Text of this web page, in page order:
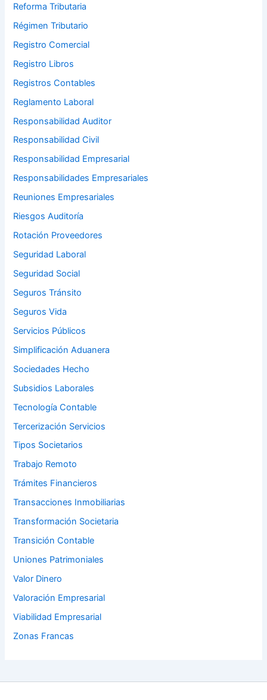
Reforma Tributaria
Régimen Tributario
Registro Comercial
Registro Libros
Registros Contables
Reglamento Laboral
Responsabilidad Auditor
Responsabilidad Civil
Responsabilidad Empresarial
Responsabilidades Empresariales
Reuniones Empresariales
Riesgos Auditoría
Rotación Proveedores
Seguridad Laboral
Seguridad Social
Seguros Tránsito
Seguros Vida
Servicios Públicos
Simplificación Aduanera
Sociedades Hecho
Subsidios Laborales
Tecnología Contable
Tercerización Servicios
Tipos Societarios
Trabajo Remoto
Trámites Financieros
Transacciones Inmobiliarias
Transformación Societaria
Transición Contable
Uniones Patrimoniales
Valor Dinero
Valoración Empresarial
Viabilidad Empresarial
Zonas Francas